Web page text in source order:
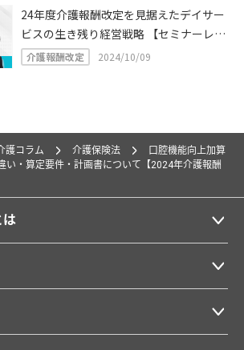
24年度介護報酬改定を見据えたデイサー
ビスの生き残り経営戦略 【セミナーレポ
ート】
介護報酬改定 2024/10/09
護コラム 介護保険法
口腔機能向上加算
・算定要件・計画書について【2024年介護報酬
は